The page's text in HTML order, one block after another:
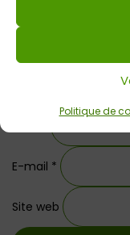
Politique de
E-mail *
Site web